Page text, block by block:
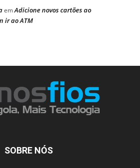
emAdicione novos cartões ao
ir ao ATM
SOBRE NÓS